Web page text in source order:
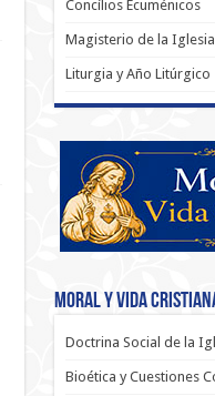
Concílios Ecuménicos
Magisterio de la Iglesia
Liturgia y Año Litúrgico
Moral y Vida
Doctrina Social de la
Bioética y Cuestiones